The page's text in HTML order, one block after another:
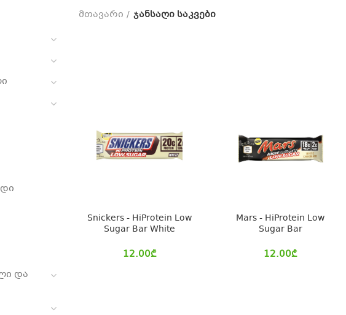
და
მთავარი ჯანსაღი საკვები
Snickers - HiProtein Low
Sugar Bar White
12.00₾
Mars - HiProtein Low
Sugar Bar
12.00₾